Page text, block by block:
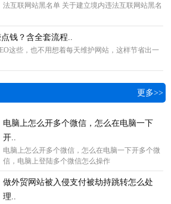
法互联网站黑名单 关于建立境内违法互联网站黑名
钱？含全套流程..
这些，也不用想着每天维护网站，这样节省出一
更多>>
电脑上怎么开多个微信，怎么在电脑一下
开..
电脑上怎么开多个微信，怎么在电脑一下开多个微
信，电脑上登陆多个微信怎么操作
做外贸网站被入侵支付被劫持跳转怎么处
理..